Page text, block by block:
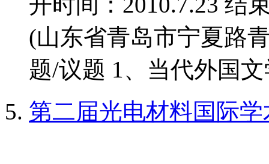
(山东省青岛市宁夏路
题/议题 1、当代外国文
第二届光电材料国际